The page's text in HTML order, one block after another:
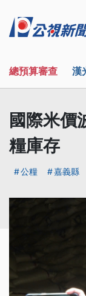
總預算審查 漢
國際米價
糧庫存
公糧 嘉義縣